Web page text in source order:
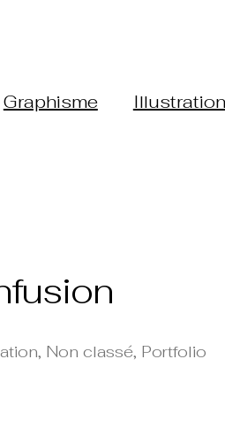
Graphisme Illustration
, Non classé, Portfolio